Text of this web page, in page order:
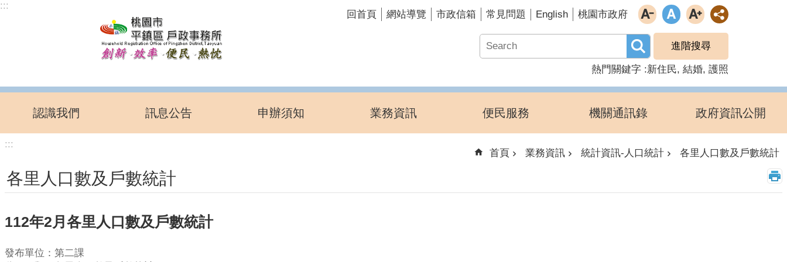
跳到主要內容區塊
:::
回首頁 網站導覽 市政信箱 常見問題 English 桃園市政府
進階搜尋
熱門關鍵字 新住民 結婚 護照
認識我們 訊息公告 申辦須知 業務資訊 便民服務 機關通訊錄 政府資訊公開
:::
首頁 業務資訊 統計資訊-人口統計 各里人口數及戶數統計
各里人口數及戶數統計
112年2月各里人口數及戶數統計
發布單位：第二課